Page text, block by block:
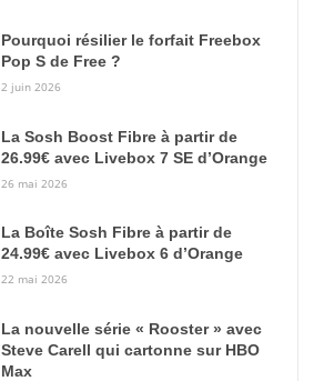
Pourquoi résilier le forfait Freebox
Pop S de Free ?
2 juin 2026
La Sosh Boost Fibre à partir de
26.99€ avec Livebox 7 SE d’Orange
26 mai 2026
La Boîte Sosh Fibre à partir de
24.99€ avec Livebox 6 d’Orange
22 mai 2026
La nouvelle série « Rooster » avec
Steve Carell qui cartonne sur HBO
Max